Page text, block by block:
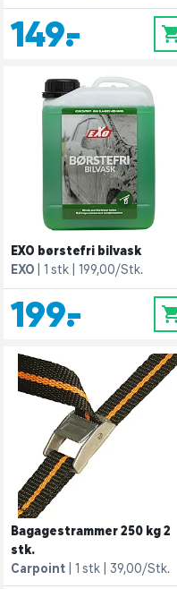
149,- 0
EXO børstefri bilvask
EXO
1 stk 199,00/Stk.
199,- 0
Bagagestrammer 250 kg 2
stk.
Carpoint
1 stk 39,00/Stk.